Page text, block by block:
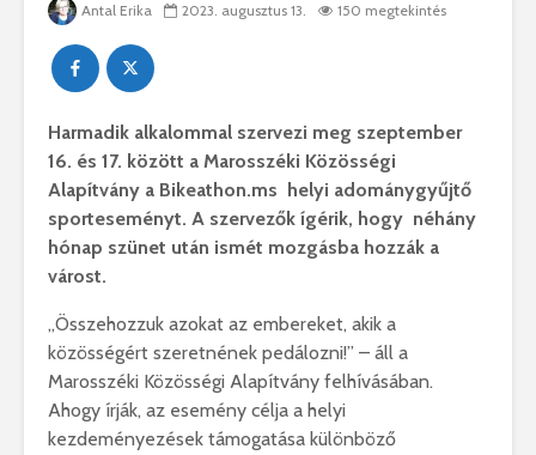
Antal Erika 2023. augusztus 13. 150 megtekintés
Harmadik alkalommal szervezi meg szeptember
16. és 17. között a Marosszéki Közösségi
Alapítvány a Bikeathon.ms helyi adománygyűjtő
sporteseményt. A szervezők ígérik, hogy néhány
hónap szünet után ismét mozgásba hozzák a
várost.
„Összehozzuk azokat az embereket, akik a
közösségért szeretnének pedálozni!” – áll a
Marosszéki Közösségi Alapítvány felhívásában.
Ahogy írják, az esemény célja a helyi
kezdeményezések támogatása különböző